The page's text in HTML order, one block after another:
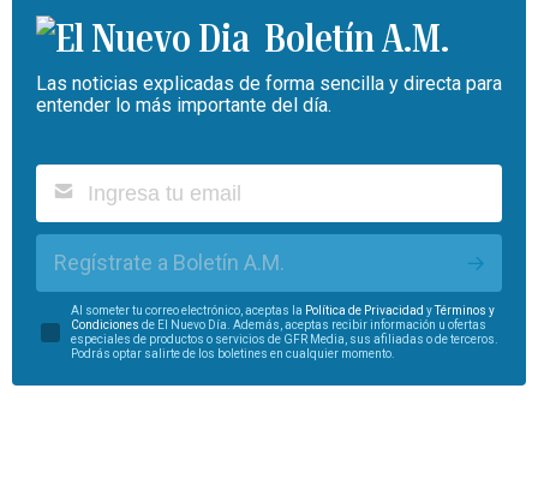
Boletín A.M.
Las noticias explicadas de forma sencilla y directa para
entender lo más importante del día.
Regístrate a Boletín A.M.
Al someter tu correo electrónico, aceptas la Política de Privacidad y
Términos y
Condiciones de El Nuevo Día. Además, aceptas recibir información u ofertas
especiales de productos o servicios de GFR Media, sus afiliadas o de terceros.
Podrás optar salirte de los boletines en cualquier momento.